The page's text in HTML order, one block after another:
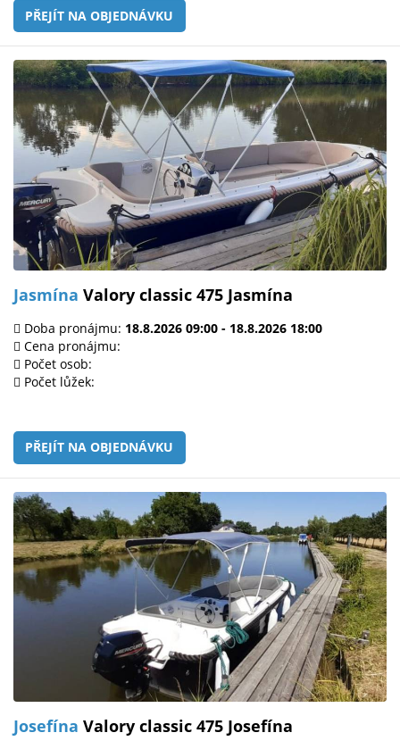
PŘEJÍT NA OBJEDNÁVKU
Jasmína Valory classic 475 Jasmína
Doba pronájmu: 18.8.2026 09:00 - 18.8.2026 18:00
Cena pronájmu:
Počet osob:
Počet lůžek:
PŘEJÍT NA OBJEDNÁVKU
Josefína Valory classic 475 Josefína